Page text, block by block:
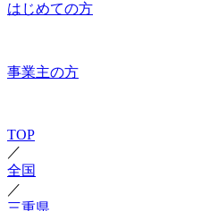
はじめての方
事業主の方
TOP
／
全国
／
三重県